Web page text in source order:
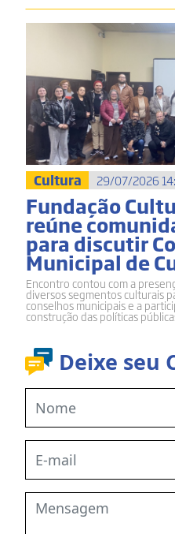
Deixe seu
Cultura 29/07/2026
Fundação
reúne
para discutir
Municipal de
Encontro contou com a
diversos segmentos culturais
conselhos municipais e a
construção das políticas